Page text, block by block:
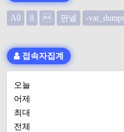
A0 8  판넬 -
접속자집계
오늘
어제
최대
전체